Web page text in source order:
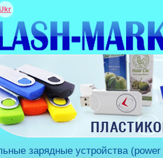
зарядные устройства (power